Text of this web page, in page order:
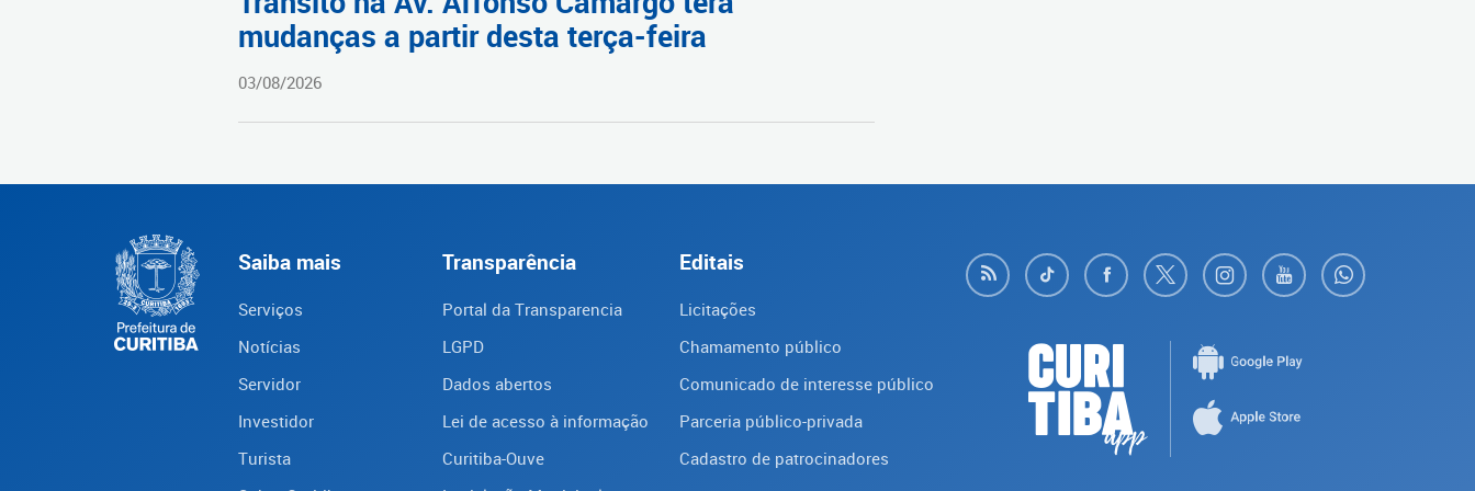
mudanças a partir desta terça-feira
03/08/2026
Saiba mais
Serviços
Notícias
Servidor
Investidor
Turista
Transparência
Portal da Transparencia
LGPD
Dados abertos
Lei de acesso à informação
Curitiba-Ouve
Editais
Licitações
Chamamento público
Comunicado de interesse público
Parceria público-privada
Cadastro de patrocinadores